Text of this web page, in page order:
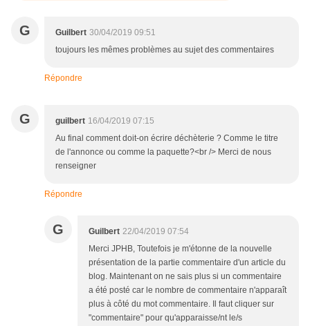
G Guilbert 30/04/2019 09:51
toujours les mêmes problèmes au sujet des commentaires
Répondre
G guilbert 16/04/2019 07:15
Au final comment doit-on écrire déchèterie ? Comme le titre
de l'annonce ou comme la paquette?<br /> Merci de nous
renseigner
Répondre
G Guilbert 22/04/2019 07:54
Merci JPHB, Toutefois je m'étonne de la nouvelle
présentation de la partie commentaire d'un article du
blog. Maintenant on ne sais plus si un commentaire
a été posté car le nombre de commentaire n'apparaît
plus à côté du mot commentaire. Il faut cliquer sur
"commentaire" pour qu'apparaisse/nt le/s